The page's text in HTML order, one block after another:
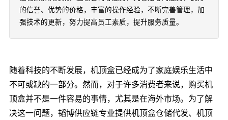
的信誉、优势的价格，丰富的操作经验，不断完善管理，加
强技术的更新，努力提高员工素质，提升服务质量。
随着科技的不断发展，机顶盒已经成为了家庭娱乐生活中
不可或缺的一部分。然而，对于许多消费者来说，购买机
顶盒并不是一件容易的事情，尤其是在海外市场。为了解
决这一问题，韬博供应链专业提供机顶盒仓储代发、机顶